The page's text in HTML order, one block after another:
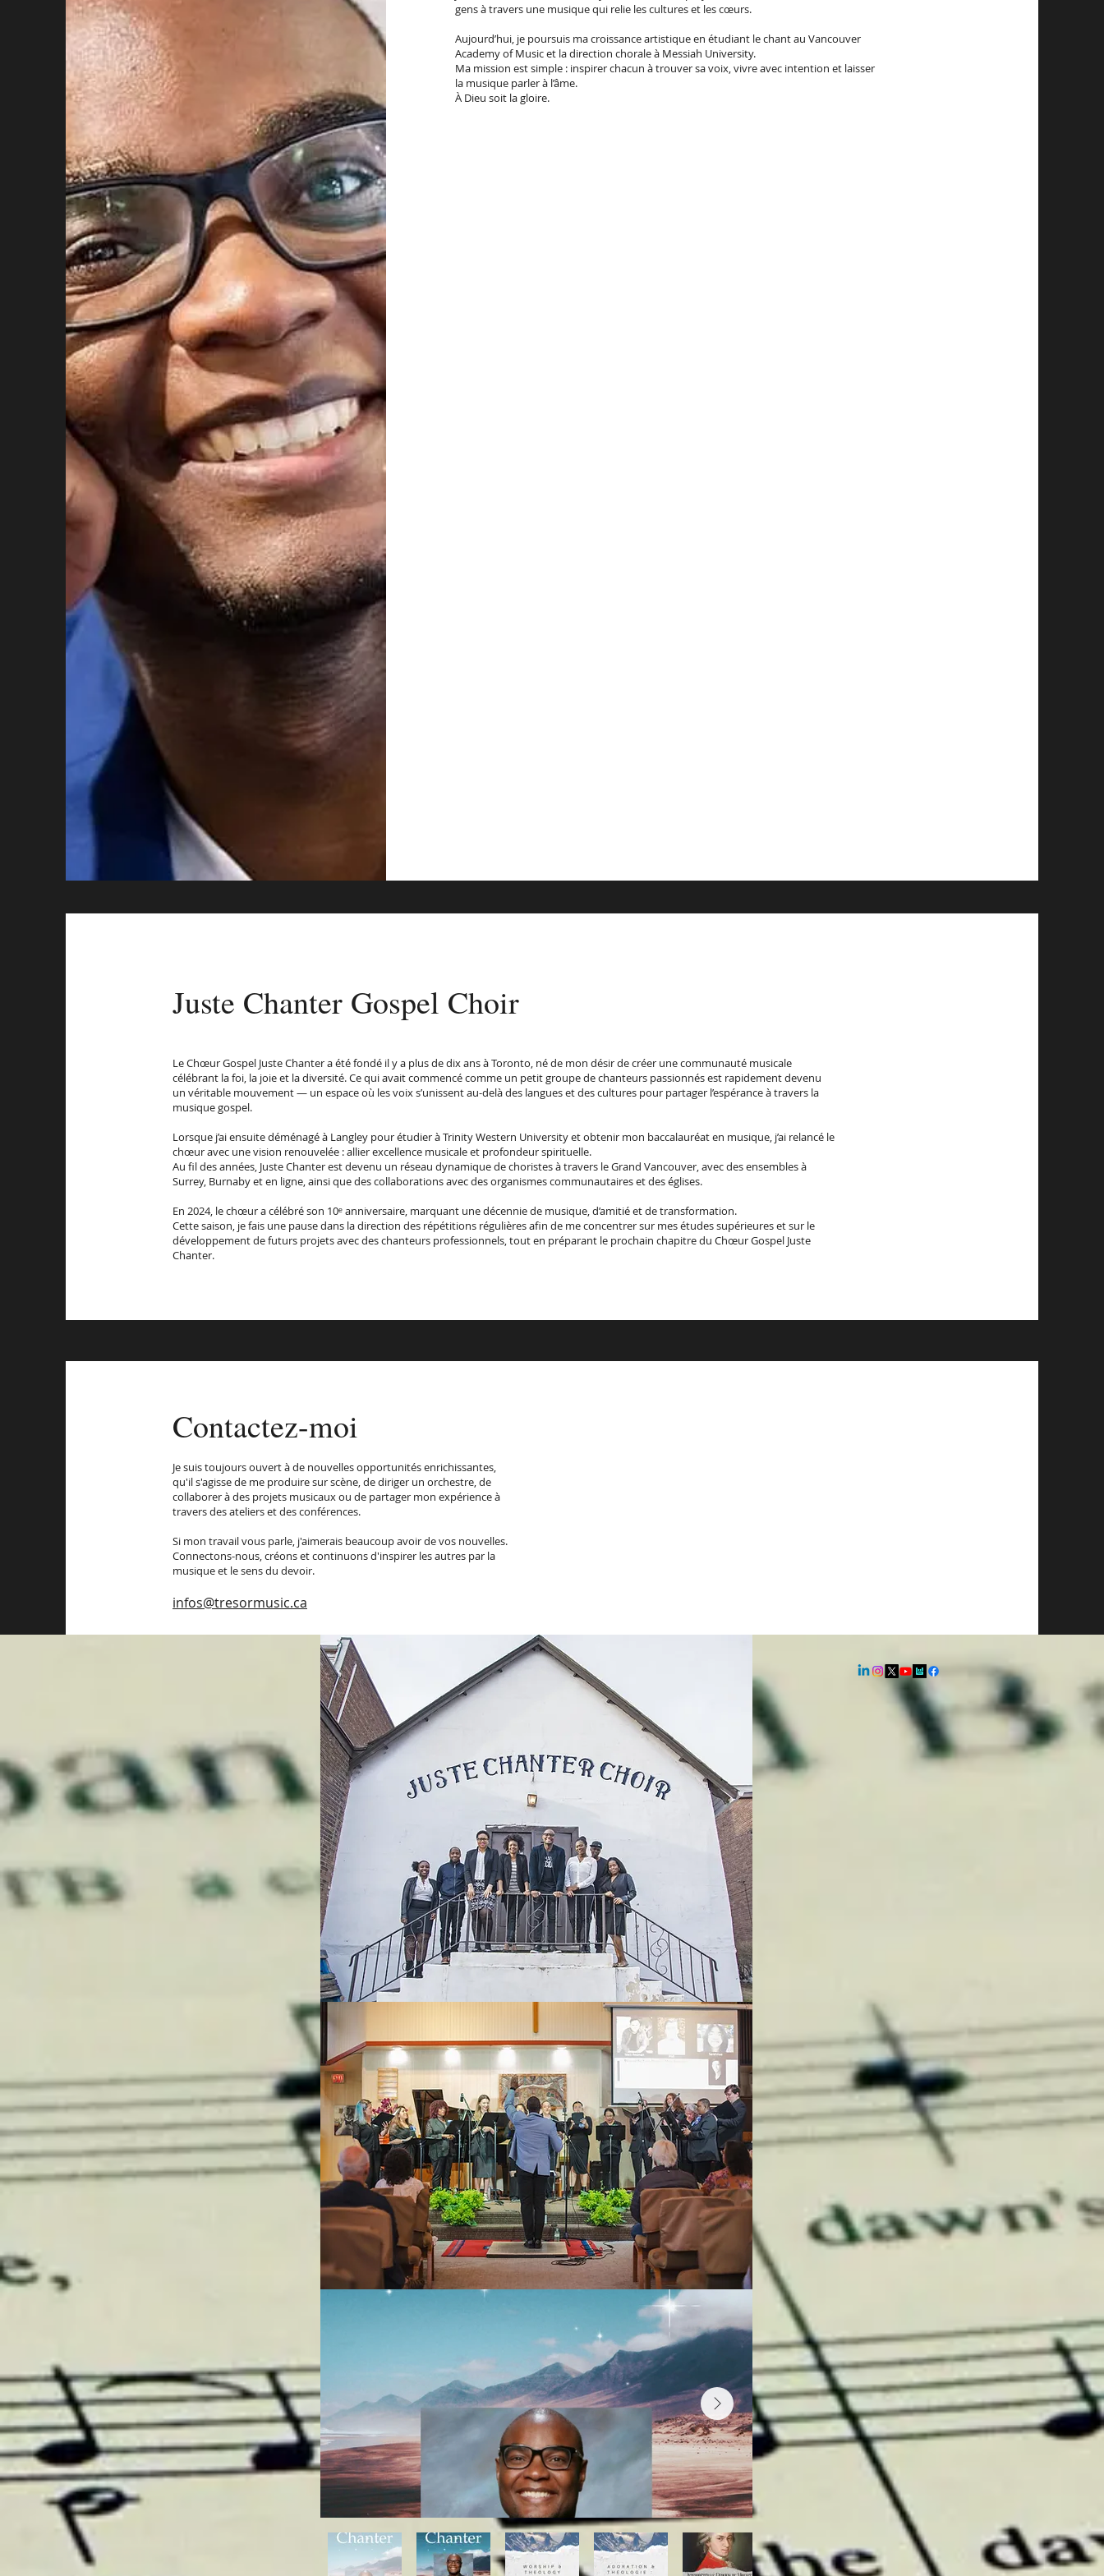
gens à travers une musique qui relie les cultures et les cœurs.
Aujourd’hui, je poursuis ma croissance artistique en étudiant le chant au Vancouver
Academy of Music et la direction chorale à Messiah University.
Ma mission est simple : inspirer chacun à trouver sa voix, vivre avec intention et laisser
la musique parler à l’âme.
À Dieu soit la gloire.
Juste Chanter Gospel Choir
Le Chœur Gospel Juste Chanter a été fondé il y a plus de dix ans à Toronto, né de mon désir de créer une communauté musicale
célébrant la foi, la joie et la diversité. Ce qui avait commencé comme un petit groupe de chanteurs passionnés est rapidement devenu
un véritable mouvement — un espace où les voix s’unissent au-delà des langues et des cultures pour partager l’espérance à travers la
musique gospel.
Lorsque j’ai ensuite déménagé à Langley pour étudier à Trinity Western University et obtenir mon baccalauréat en musique, j’ai relancé le
chœur avec une vision renouvelée : allier excellence musicale et profondeur spirituelle.
Au fil des années, Juste Chanter est devenu un réseau dynamique de choristes à travers le Grand Vancouver, avec des ensembles à
Surrey, Burnaby et en ligne, ainsi que des collaborations avec des organismes communautaires et des églises.
En 2024, le chœur a célébré son 10ᵉ anniversaire, marquant une décennie de musique, d’amitié et de transformation.
Cette saison, je fais une pause dans la direction des répétitions régulières afin de me concentrer sur mes études supérieures et sur le
développement de futurs projets avec des chanteurs professionnels, tout en préparant le prochain chapitre du Chœur Gospel Juste
Chanter.
Contactez-moi
Je suis toujours ouvert à de nouvelles opportunités enrichissantes,
qu'il s'agisse de me produire sur scène, de diriger un orchestre, de
collaborer à des projets musicaux ou de partager mon expérience à
travers des ateliers et des conférences.
Si mon travail vous parle, j'aimerais beaucoup avoir de vos nouvelles.
Connectons-nous, créons et continuons d'inspirer les autres par la
musique et le sens du devoir.
infos@tresormusic.ca